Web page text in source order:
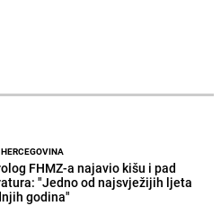
FHMZ-a najavio kišu i pad
"Jedno od najsvježijih ljeta
godina"